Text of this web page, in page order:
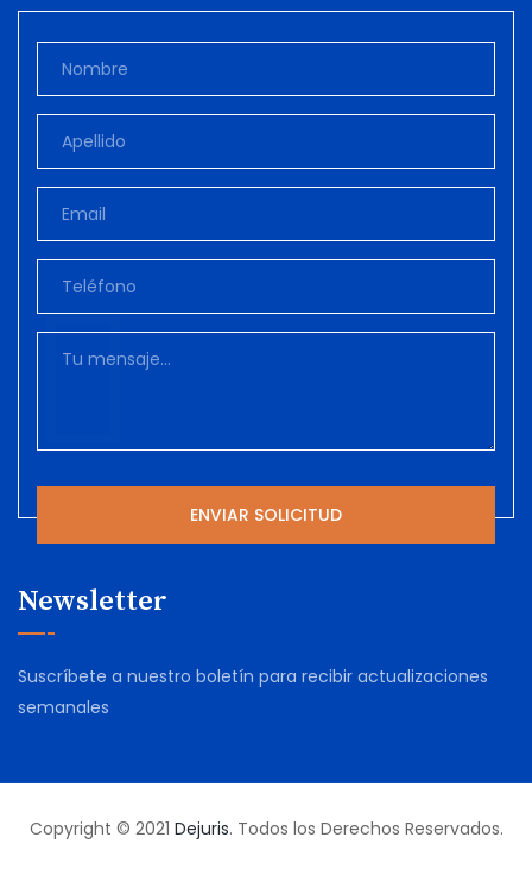
Newsletter
Suscríbete a nuestro boletín para recibir actualizaciones
semanales
Copyright © 2021 Dejuris. Todos los Derechos Reservados.